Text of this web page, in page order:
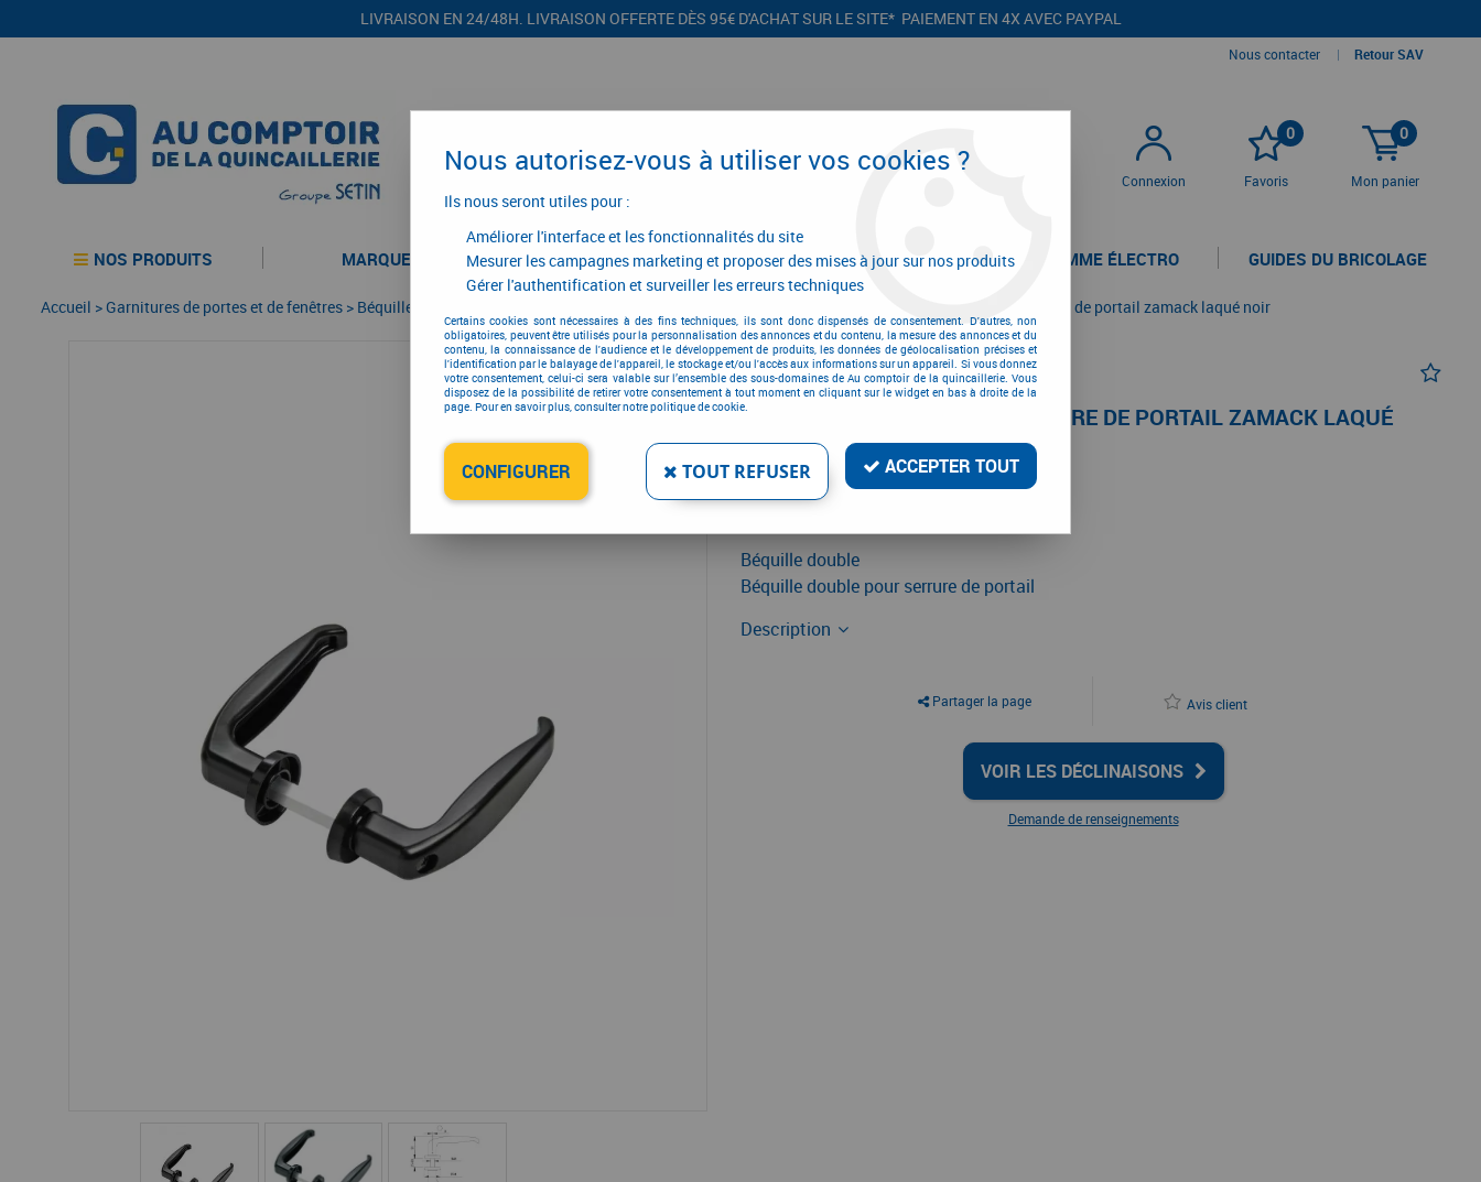
LIVRAISON EN 24/48H. LIVRAISON OFFERTE DÈS 95€ D'ACHAT SUR LE SITE* PAIEMENT EN 4X AVEC PAYPAL
Nous contacter | Retour SAV
Connexion
0
Favoris
0
Mon panier
NOS PRODUITS MARQUES CONFIGURATEURS PROMOTIONS LA GAMME ÉLECTRO GUIDES DU BRICOLAGE
Accueil >Garnitures de portes et de fenêtres > Béquille double Béquille double pour serrure de portail zamack laqué noir
BÉQUILLE DOUBLE POUR SERRURE DE PORTAIL ZAMACK LAQUÉ
NOIR
Réf. :5367
Béquille double
Béquille double pour serrure de portail
Description
Partager la page Avis client
VOIR LES DÉCLINAISONS
Demande de renseignements
Nous autorisez-vous à utiliser vos cookies ?
Ils nous seront utiles pour :
Améliorer l'interface et les fonctionnalités du site
Mesurer les campagnes marketing et proposer des mises à jour sur nos produits
Gérer l'authentification et surveiller les erreurs techniques
Certains cookies sont nécessaires à des fins techniques, ils sont donc dispensés de consentement. D'autres, non
obligatoires, peuvent être utilisés pour la personnalisation des annonces et du contenu, la mesure des annonces et du
contenu, la connaissance de l'audience et le développement de produits, les données de géolocalisation précises et
l'identification par le balayage de l'appareil, le stockage et/ou l'accès aux informations sur un appareil. Si vous donnez
votre consentement, celui-ci sera valable sur l’ensemble des sous-domaines de Au comptoir de la quincaillerie. Vous
disposez de la possibilité de retirer votre consentement à tout moment en cliquant sur le widget en bas à droite de la
page. Pour en savoir plus, consulter notre politique de cookie.
CONFIGURER TOUT REFUSER ACCEPTER TOUT